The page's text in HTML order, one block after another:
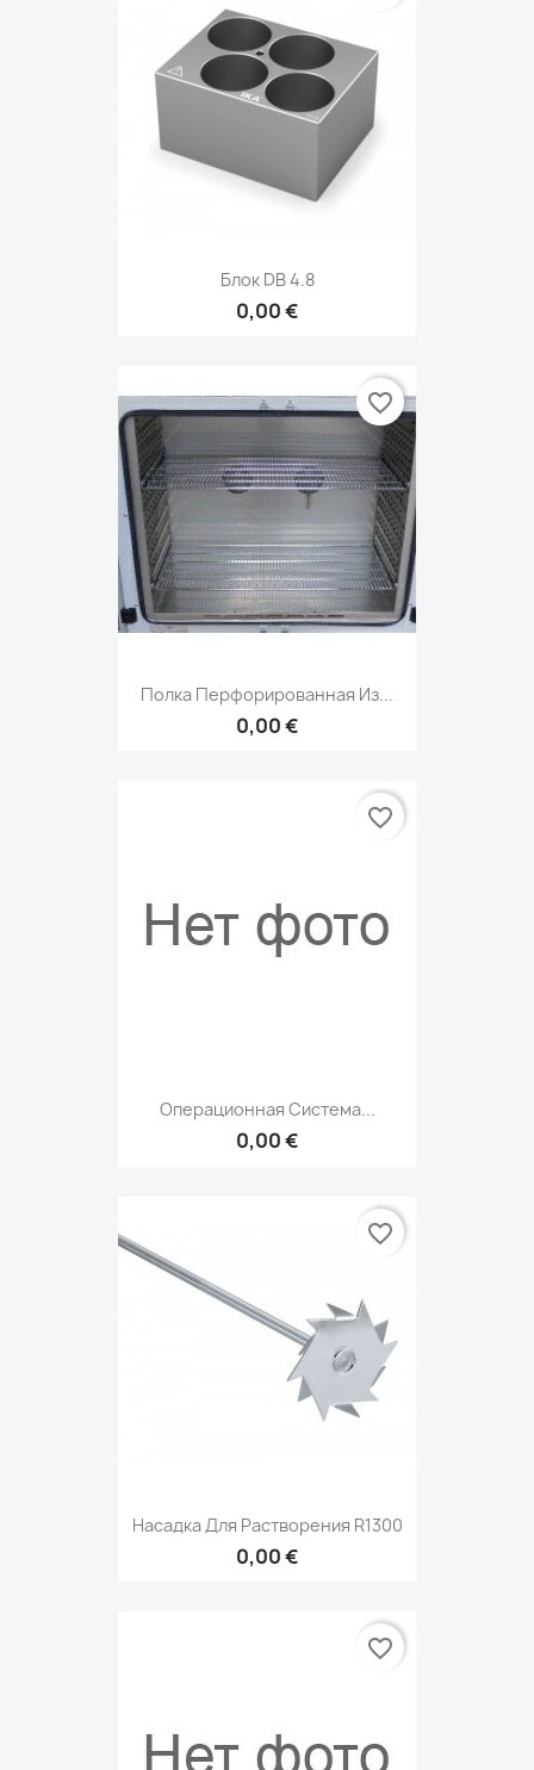
Блок DB 4.8
0,00 €
Полка Перфорированная Из...
0,00 €
favorite_border
Операционная Система...
0,00 €
favorite_border
Насадка Для Растворения R1300
0,00 €
favorite_border
favorite_border